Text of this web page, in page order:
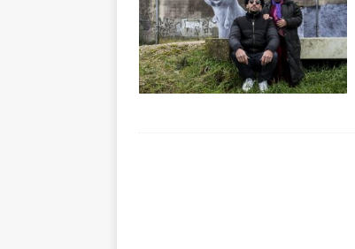
arte”
ENTREVISTAS
[ 18 mayo, 2024 ]